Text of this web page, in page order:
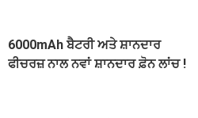
6000mAh ਬੈਟਰੀ ਅਤੇ ਸ਼ਾਨਦਾਰ
ਫੀਚਰਜ਼ ਨਾਲ ਨਵਾਂ ਸ਼ਾਨਦਾਰ ਫ਼ੋਨ ਲਾਂਚ !